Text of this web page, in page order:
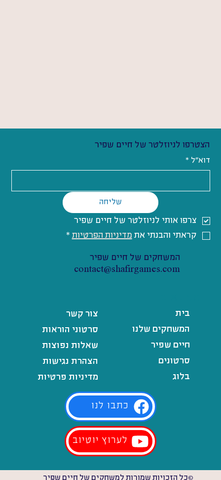
צור קשר
סרטוני הוראות
שאלות נפוצות
הצהרת נגישות
מדיניות פרטיות
בית
המשחקים שלנו
חיים שפיר
סרטונים
בלוג
הצטרפו לניוזלטר של חיים שפיר
דוא"ל *
שליחה
צרפו אותי לניוזלטר של חיים שפיר
קראתי והבנתי את מדיניות הפרטיות *
המשחקים של חיים שפיר
contact@shafirgames.com
לערוץ יוטיוב
כתבו לנו